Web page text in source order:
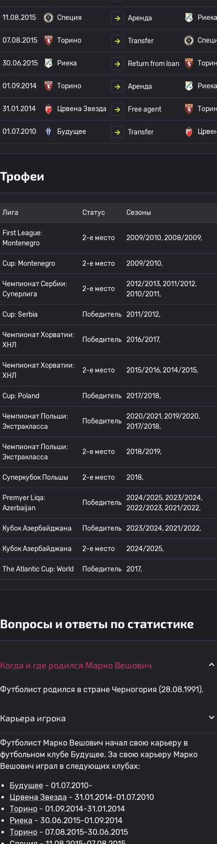
11.08.2015 Специя Аренда Риека
07.08.2015 Торино Transfer
30.06.2015 Риека Return from loan
01.09.2014 Торино Аренда Риека
31.01.2014 Црвена Звезда Free agent
01.07.2010 Будущее Transfer
Трофеи
Лига Статус Сезоны
First League:
Montenegro
2-е место 2009/2010, 2008/2009,
Cup: Montenegro 2-е место 2009/2010,
Чемпионат Сербии:
Суперлига
2-е место
2012/2013, 2011/2012,
2010/2011,
Cup: Serbia Победитель 2011/2012,
Чемпионат Хорватии:
ХНЛ
Победитель 2016/2017,
Чемпионат Хорватии:
ХНЛ
2-е место 2015/2016, 2014/2015,
Cup: Poland Победитель 2017/2018,
Чемпионат Польши:
Экстракласса
Победитель
2020/2021, 2019/2020,
2017/2018,
Чемпионат Польши:
Экстракласса
2-е место 2018/2019,
Суперкубок Польшы 2-е место 2018,
Premyer Liqa:
Azerbaijan
Победитель
2024/2025, 2023/2024,
2022/2023, 2021/2022,
Кубок Азербайджана Победитель 2023/2024, 2021/2022,
Кубок Азербайджана 2-е место 2024/2025,
The Atlantic Cup: World Победитель 2017,
Вопросы и ответы по статистике
Когда и где родился Марко Вешович
Футболист родился в стране Черногория (28.08.1991).
Карьера игрока
Футболист Марко Вешович начал свою карьеру в
футбольном клубе Будущее. За свою карьеру Марко
Вешович играл в следующих клубах:
Будущее - 01.07.2010-
Црвена Звезда - 31.01.2014-01.07.2010
Торино - 01.09.2014-31.01.2014
Риека - 30.06.2015-01.09.2014
Торино - 07.08.2015-30.06.2015